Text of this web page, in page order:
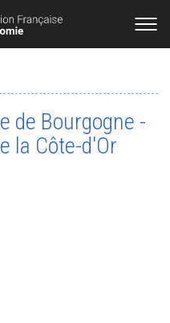
de Bourgogne -
la Côte-d'Or